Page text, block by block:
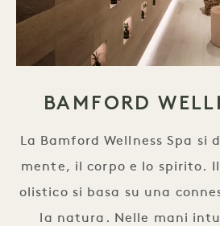
BAMFORD
La Bamford Wellness Spa si
mente, il corpo e lo spirito.
olistico si basa su una
la natura. Nelle mani